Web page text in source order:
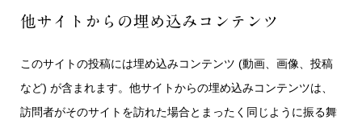
他サイトからの埋め込みコンテンツ
このサイトの投稿には埋め込みコンテンツ (動画、画像、投稿
など) が含まれます。他サイトからの埋め込みコンテンツは、
訪問者がそのサイトを訪れた場合とまったく同じように振る舞